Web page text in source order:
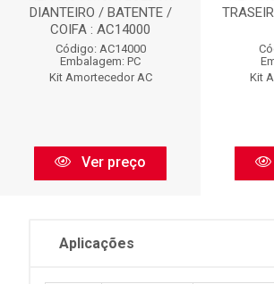
DIANTEIRO / BATENTE /
COIFA : AC14000
Código: AC14000
Embalagem: PC
Kit Amortecedor AC
Ver preço
Kit
Aplicações